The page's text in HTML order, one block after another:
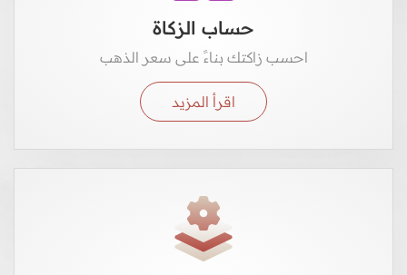
حساب الزكاة
احسب زاكتك بناءً على سعر الذهب
اقرأ المزيد